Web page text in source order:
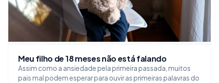
Meu filho de 18 meses não está falando
Assim como a ansiedade pela primeira passada, muitos
pais mal podem esperar para ouvir as primeiras palavras do